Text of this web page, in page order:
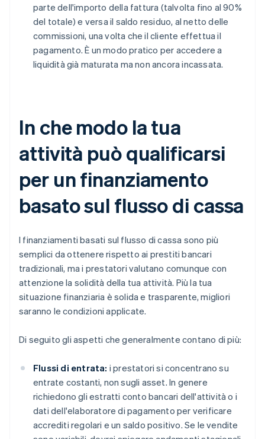
parte dell'importo della fattura (talvolta fino al 90%
del totale) e versa il saldo residuo, al netto delle
commissioni, una volta che il cliente effettua il
pagamento. È un modo pratico per accedere a
liquidità già maturata ma non ancora incassata.
In che modo la tua
attività può qualificarsi
per un finanziamento
basato sul flusso di cassa
I finanziamenti basati sul flusso di cassa sono più
semplici da ottenere rispetto ai prestiti bancari
tradizionali, ma i prestatori valutano comunque con
attenzione la solidità della tua attività. Più la tua
situazione finanziaria è solida e trasparente, migliori
saranno le condizioni applicate.
Di seguito gli aspetti che generalmente contano di più:
Flussi di entrata: i prestatori si concentrano su
entrate costanti, non sugli asset. In genere
richiedono gli estratti conto bancari dell'attività o i
dati dell'elaboratore di pagamento per verificare
accrediti regolari e un saldo positivo. Se le vendite